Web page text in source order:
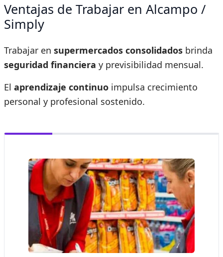
Ventajas de Trabajar en Alcampo /
Simply
Trabajar en supermercados consolidados brinda
seguridad financiera y previsibilidad mensual.
El aprendizaje continuo impulsa crecimiento
personal y profesional sostenido.